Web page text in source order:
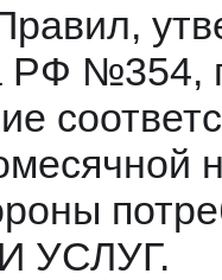
РФ №354,
УСЛУГ.